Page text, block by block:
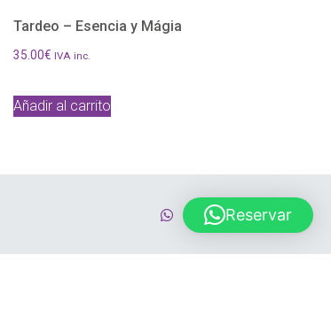
Tardeo – Esencia y Mágia
35.00€ IVA inc.
Añadir al carrito
Reservar